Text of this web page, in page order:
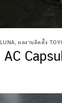
, ผลงานติดตั้ง
AC